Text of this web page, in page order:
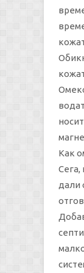
Как
Сега,
дали